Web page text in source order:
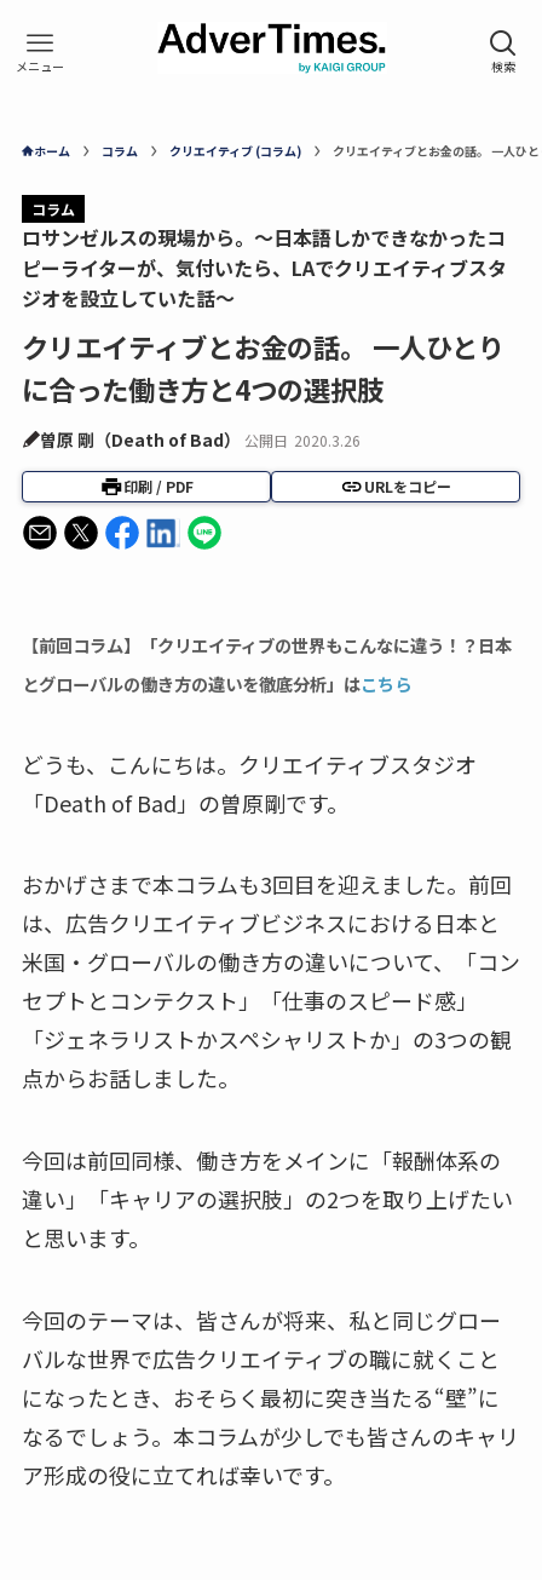
ホーム コラム クリエイティブ (コラム) クリエイティブとお金の話。 一人ひ
コラム
ロサンゼルスの現場から。～日本語しかできなかったコ
ピーライターが、気付いたら、LAでクリエイティブスタ
ジオを設立していた話～
クリエイティブとお金の話。 一人ひとり
に合った働き方と4つの選択肢
曽原 剛（Death of Bad） 公開日 2020.3.26
印刷 / PDF URLをコピー
【前回コラム】「クリエイティブの世界もこんなに違う！？日本
とグローバルの働き方の違いを徹底分析」はこちら
どうも、こんにちは。クリエイティブスタジオ
「Death of Bad」の曽原剛です。
おかげさまで本コラムも3回目を迎えました。前回
は、広告クリエイティブビジネスにおける日本と
米国・グローバルの働き方の違いについて、「コン
セプトとコンテクスト」「仕事のスピード感」
「ジェネラリストかスペシャリストか」の3つの観
点からお話しました。
今回は前回同様、働き方をメインに「報酬体系の
違い」「キャリアの選択肢」の2つを取り上げたい
と思います。
今回のテーマは、皆さんが将来、私と同じグロー
バルな世界で広告クリエイティブの職に就くこと
になったとき、おそらく最初に突き当たる“壁”に
なるでしょう。本コラムが少しでも皆さんのキャリ
ア形成の役に立てれば幸いです。